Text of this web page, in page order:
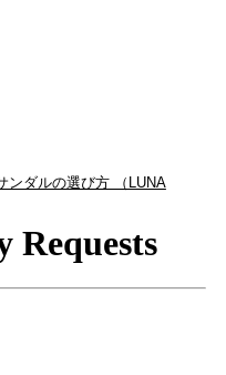
ンダルの選び方 （LUNA